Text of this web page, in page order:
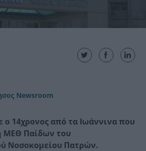
Newsroom
14χρονος από τα Ιωάννινα που
ΜΕΘ Παίδων του
Νοσοκομείου Πατρών.